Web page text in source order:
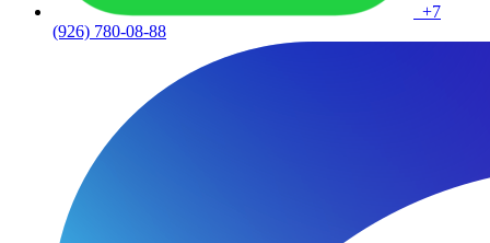
+7
(926) 780-08-88